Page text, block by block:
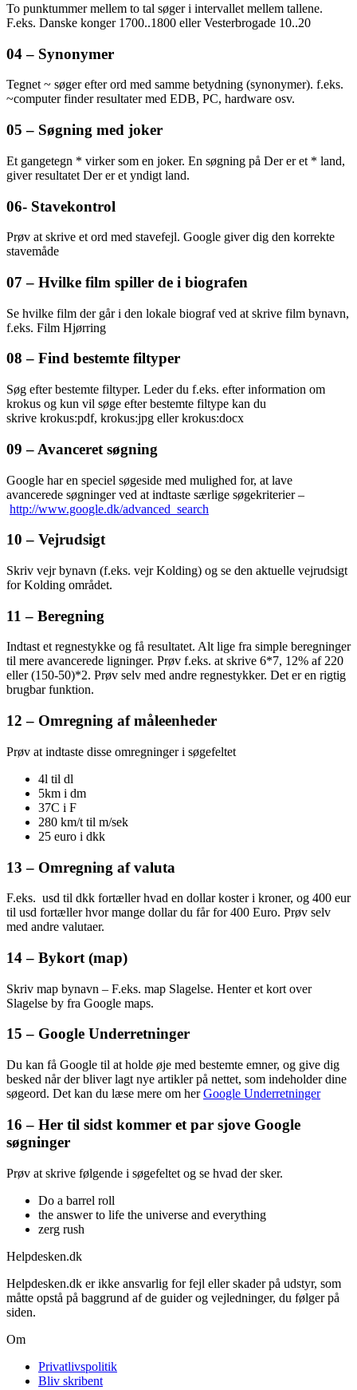
To punktummer mellem to tal søger i intervallet mellem tallene.
F.eks. Danske konger 1700..1800 eller Vesterbrogade 10..20
04 – Synonymer
Tegnet ~ søger efter ord med samme betydning (synonymer). f.eks.
~computer finder resultater med EDB, PC, hardware osv.
05 – Søgning med joker
Et gangetegn * virker som en joker. En søgning på Der er et * land,
giver resultatet Der er et yndigt land.
06- Stavekontrol
Prøv at skrive et ord med stavefejl. Google giver dig den korrekte
stavemåde
07 – Hvilke film spiller de i biografen
Se hvilke film der går i den lokale biograf ved at skrive film bynavn,
f.eks. Film Hjørring
08 – Find bestemte filtyper
Søg efter bestemte filtyper. Leder du f.eks. efter information om
krokus og kun vil søge efter bestemte filtype kan du
skrive krokus:pdf, krokus:jpg eller krokus:docx
09 – Avanceret søgning
Google har en speciel søgeside med mulighed for, at lave
avancerede søgninger ved at indtaste særlige søgekriterier –
http://www.google.dk/advanced_search
10 – Vejrudsigt
Skriv vejr bynavn (f.eks. vejr Kolding) og se den aktuelle vejrudsigt
for Kolding området.
11 – Beregning
Indtast et regnestykke og få resultatet. Alt lige fra simple beregninger
til mere avancerede ligninger. Prøv f.eks. at skrive 6*7, 12% af 220
eller (150-50)*2. Prøv selv med andre regnestykker. Det er en rigtig
brugbar funktion.
12 – Omregning af måleenheder
Prøv at indtaste disse omregninger i søgefeltet
4l til dl
5km i dm
37C i F
280 km/t til m/sek
25 euro i dkk
13 – Omregning af valuta
F.eks. usd til dkk fortæller hvad en dollar koster i kroner, og 400 eur
til usd fortæller hvor mange dollar du får for 400 Euro. Prøv selv
med andre valutaer.
14 – Bykort (map)
Skriv map bynavn – F.eks. map Slagelse. Henter et kort over
Slagelse by fra Google maps.
15 – Google Underretninger
Du kan få Google til at holde øje med bestemte emner, og give dig
besked når der bliver lagt nye artikler på nettet, som indeholder dine
søgeord. Det kan du læse mere om herGoogle Underretninger
16 – Her til sidst kommer et par sjove Google
søgninger
Prøv at skrive følgende i søgefeltet og se hvad der sker.
Do a barrel roll
the answer to life the universe and everything
zerg rush
Helpdesken.dk
Helpdesken.dk er ikke ansvarlig for fejl eller skader på udstyr, som
måtte opstå på baggrund af de guider og vejledninger, du følger på
siden.
Om
Privatlivspolitik
Bliv skribent